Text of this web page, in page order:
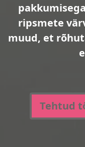
ripsmete
muud, et
Tehtud